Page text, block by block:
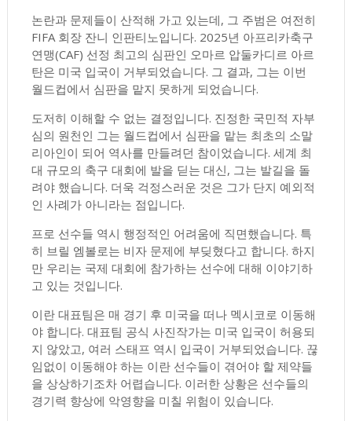
논란과 문제들이 산적해 가고 있는데, 그 주범은 여전히 ​​
FIFA 회장 잔니 인판티노입니다. 2025년 아프리카축구
연맹(CAF) 선정 최고의 심판인 오마르 압둘카디르 아르
탄은 미국 입국이 거부되었습니다. 그 결과, 그는 이번
월드컵에서 심판을 맡지 못하게 되었습니다.
도저히 이해할 수 없는 결정입니다. 진정한 국민적 자부
심의 원천인 그는 월드컵에서 심판을 맡는 최초의 소말
리아인이 되어 역사를 만들려던 참이었습니다. 세계 최
대 규모의 축구 대회에 발을 딛는 대신, 그는 발길을 돌
려야 했습니다. 더욱 걱정스러운 것은 그가 단지 예외적
인 사례가 아니라는 점입니다.
프로 선수들 역시 행정적인 어려움에 직면했습니다. 특
히 브릴 엠볼로는 비자 문제에 부딪혔다고 합니다. 하지
만 우리는 국제 대회에 참가하는 선수에 대해 이야기하
고 있는 것입니다.
이란 대표팀은 매 경기 후 미국을 떠나 멕시코로 이동해
야 합니다. 대표팀 공식 사진작가는 미국 입국이 허용되
지 않았고, 여러 스태프 역시 입국이 거부되었습니다. 끊
임없이 이동해야 하는 이란 선수들이 겪어야 할 제약들
을 상상하기조차 어렵습니다. 이러한 상황은 선수들의
경기력 향상에 악영향을 미칠 위험이 있습니다.